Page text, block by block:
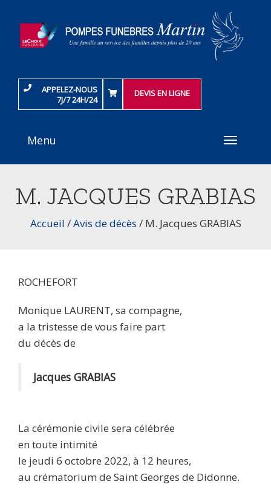
APPELEZ-NOUS
7J/7 24H/24
DEVIS EN LIGNE
Toggle
Menu
M. JACQUES GRABIAS
Accueil /Avis de décès / M. Jacques GRABIAS
ROCHEFORT
Monique LAURENT, sa compagne,
a la tristesse de vous faire part
du décès de
Jacques GRABIAS
La cérémonie civile sera célébrée
en toute intimité
le jeudi 6 octobre 2022, à 12 heures,
au crématorium de Saint Georges de Didonne.